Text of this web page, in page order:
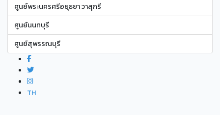
ศูนย์พระนครศรีอยุธยา วาสุกรี
ศูนย์นนทบุรี
ศูนย์สุพรรณบุรี
TH